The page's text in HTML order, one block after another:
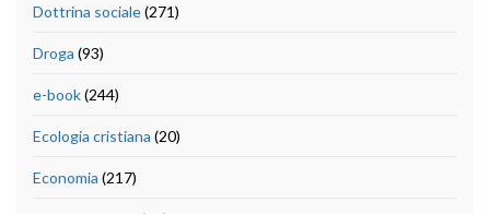
Dottrina sociale(271)
Droga (93)
e-book(244)
Ecologia cristiana (20)
Economia (217)